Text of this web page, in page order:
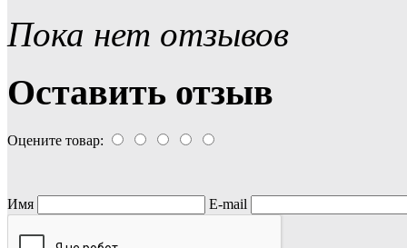
Пока нет отзывов
Оставить отзыв
Оцените товар:
Имя E-mail